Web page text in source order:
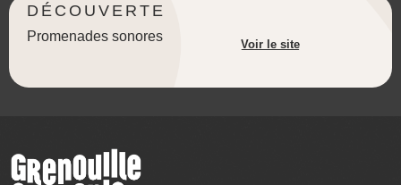
DÉCOUVERTE
Promenades sonores
Voir le site